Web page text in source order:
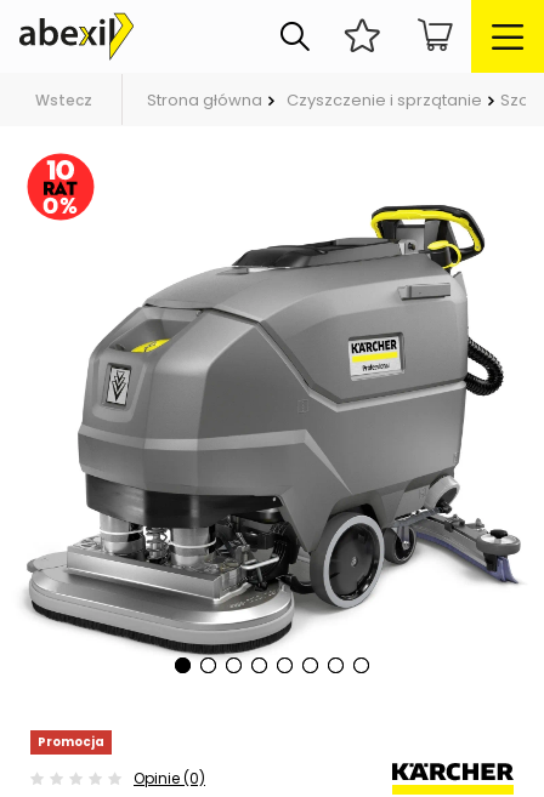
Wstecz Strona główna Czyszczenie i sprzątanie
Promocja
Opinie (0)